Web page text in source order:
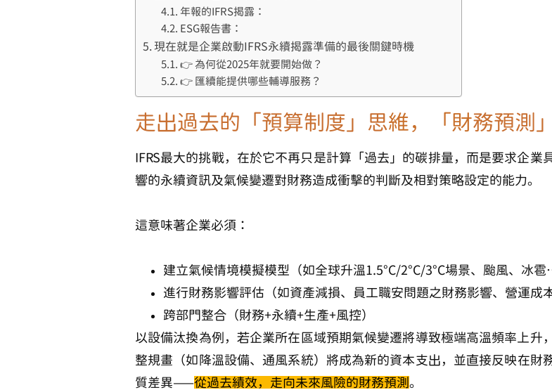
年報的IFRS揭露：
ESG報告書：
現在就是企業啟動IFRS永續揭露準備的最後關鍵時機
👉 為何從2025年就要開始做？
👉 匯續能提供哪些輔導服務？
走出過去的「預算制度」思維，「財務預測
IFRS最大的挑戰，在於它不再只是計算「過去」的碳排量，而是要求企業
響的永續資訊及氣候變遷對財務造成衝擊的判斷及相對策略設定的能力。
這意味著企業必須：
建立氣候情境模擬模型
（如全球升溫1.5°C/2°C/3°C場景、颱風、冰
進行財務影響評估（如資產減損、員工職安問題之財務影響、營運成
跨部門整合（財務+永續+生產+風控）
以設備汰換為例，若企業所在區域預期氣候變遷將導致極端高溫頻率上升
整規畫（如降溫設備、通風系統）將成為新的資本支出，並直接反映在財
質差異——從過去績效，走向未來風險的財務預測 。